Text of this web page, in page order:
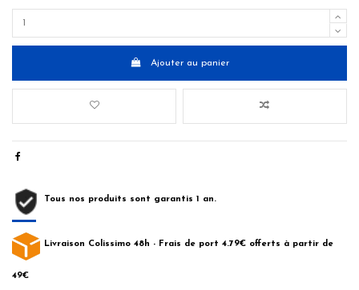
Ajouter au panier
Tous nos produits sont garantis 1 an.
Livraison Colissimo 48h - Frais de port 4.79€ offerts à partir de
49€